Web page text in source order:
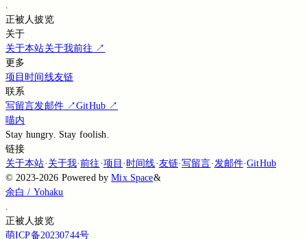
正被 人披览
关于
关于本站关于我前往 ↗
更多
项目 时间线友链
联系
写留言发邮件↗GitHub↗
喵内
Stay hungry. Stay foolish.
链接
关于本站· 关于我·前往 ·项目 · 时间线·友链·写留言· 发邮件·GitHub
© 2023-2026 Powered by Mix Space&
余白 / Yohaku
正被 人披览
萌ICP备20230744号